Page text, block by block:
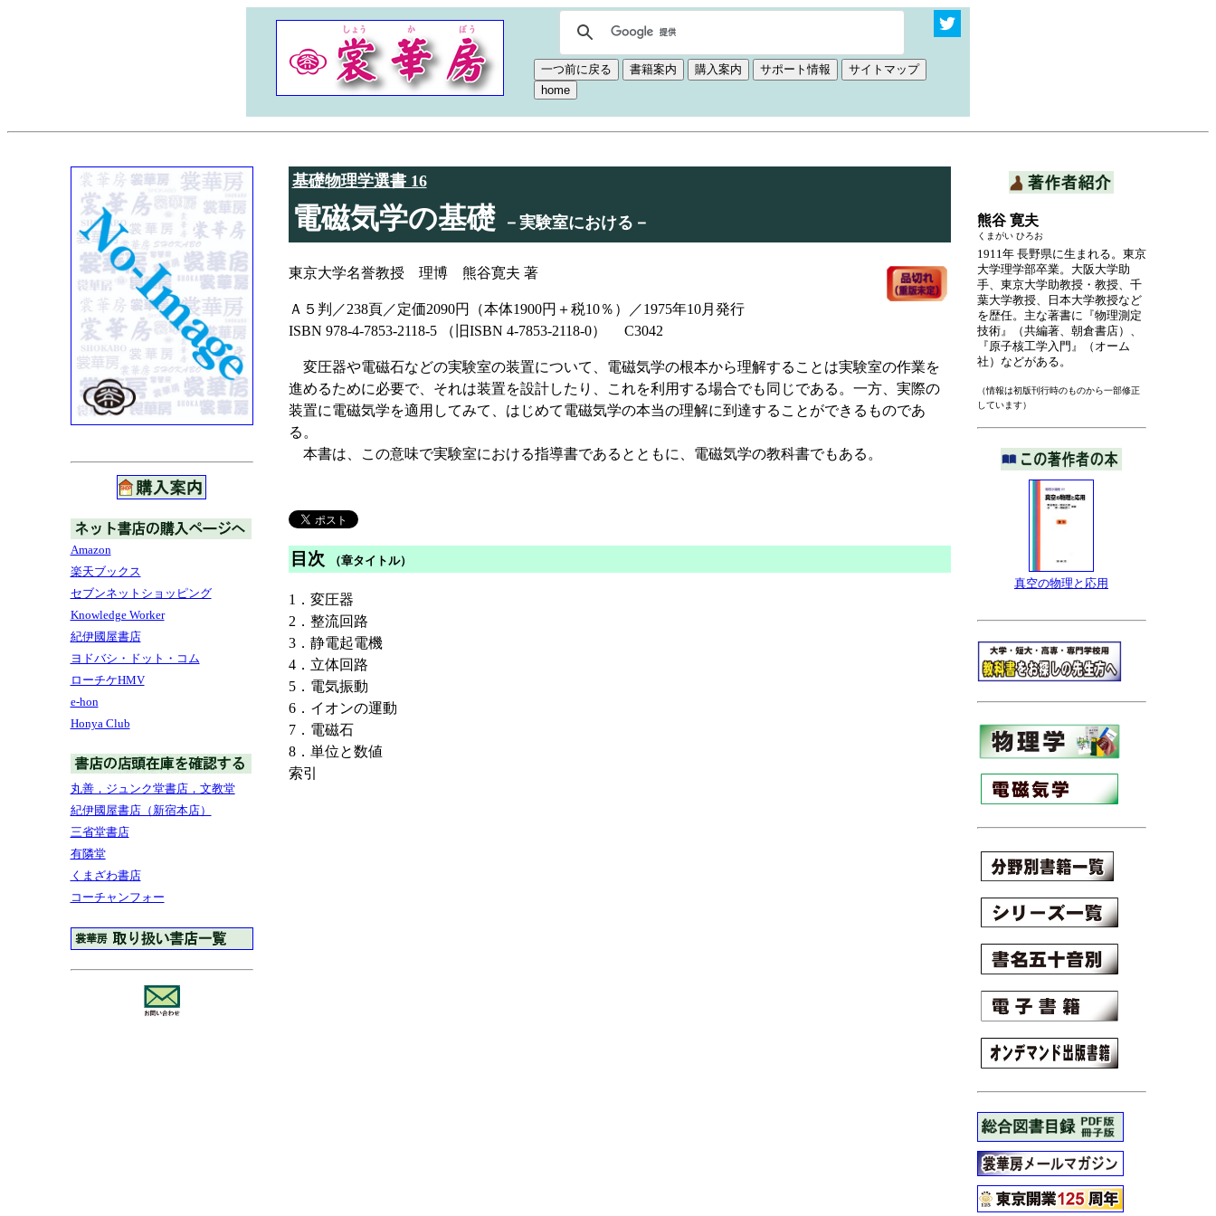
Amazon
楽天ブックス
セブンネットショッピング
Knowledge Worker
紀伊國屋書店
ヨドバシ・ドット・コム
ローチケHMV
e-hon
Honya Club
丸善，ジュンク堂書店，文教堂
紀伊國屋書店（新宿本店）
三省堂書店
有隣堂
くまざわ書店
コーチャンフォー
基礎物理学選書 16
電磁気学の基礎 －実験室における－
東京大学名誉教授 理博 熊谷寛夫 著
Ａ５判／238頁／定価2090円（本体1900円＋税10％）／1975年10月発行
ISBN 978-4-7853-2118-5 （旧ISBN 4-7853-2118-0） C3042
変圧器や電磁石などの実験室の装置について、電磁気学の根本から理解することは実験室の作業を
進めるために必要で、それは装置を設計したり、これを利用する場合でも同じである。一方、実際の
装置に電磁気学を適用してみて、はじめて電磁気学の本当の理解に到達することができるものであ
る。
本書は、この意味で実験室における指導書であるとともに、電磁気学の教科書でもある。
目次 （章タイトル）
1．変圧器
2．整流回路
3．静電起電機
4．立体回路
5．電気振動
6．イオンの運動
7．電磁石
8．単位と数値
索引
熊谷 寛夫
くまがい ひろお
1911年 長野県に生まれる。東京
大学理学部卒業。大阪大学助
手、東京大学助教授・教授、千
葉大学教授、日本大学教授など
を歴任。主な著書に『物理測定
技術』（共編著、朝倉書店）、
『原子核工学入門』（オーム
社）などがある。
（情報は初版刊行時のものから一部修正
しています）
真空の物理と応用